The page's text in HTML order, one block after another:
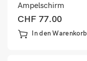
Ampelschirm
Sonnenschirmbezug
3,5×3,5m hellgrün
CHF 77.00
In den Warenkorb